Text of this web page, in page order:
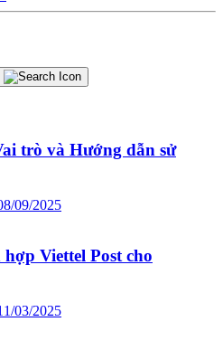
trò và Hướng dẫn sử
09/2025
Viettel Post cho
03/2025